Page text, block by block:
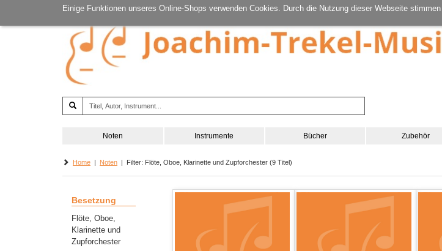
Einige Funktionen unseres Online-Shops verwenden Cookies. Durch die Nutzung dieser Webseite
Noten Instrumente Bücher Zubehör
Home | Noten | Filter: Flöte, Oboe, Klarinette und Zupforchester (9 Titel)
Besetzung
Flöte, Oboe,
Klarinette und
Zupforchester